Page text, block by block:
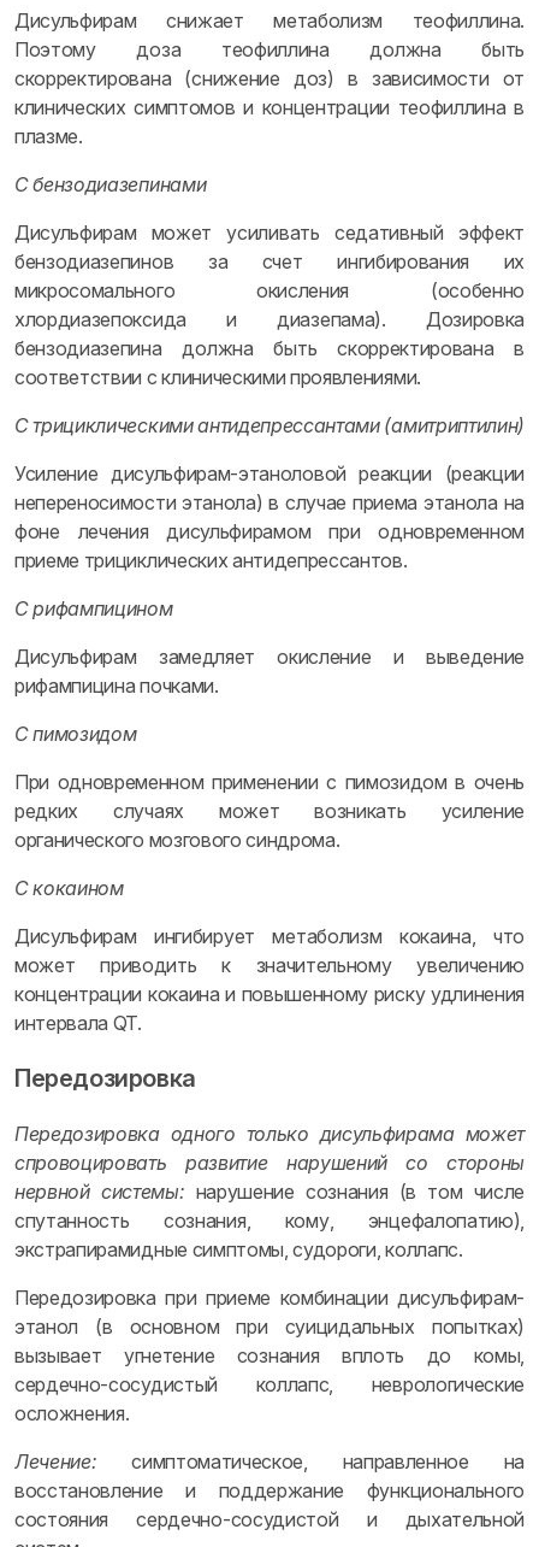
Дисульфирам снижает метаболизм теофиллина.
Поэтому доза теофиллина должна быть
скорректирована (снижение доз) в зависимости от
клинических симптомов и концентрации теофиллина в
плазме.
С бензодиазепинами
Дисульфирам может усиливать седативный эффект
бензодиазепинов за счет ингибирования их
микросомального окисления (особенно
хлордиазепоксида и диазепама). Дозировка
бензодиазепина должна быть скорректирована в
соответствии с клиническими проявлениями.
С трициклическими антидепрессантами (амитриптилин)
Усиление дисульфирам-этаноловой реакции (реакции
непереносимости этанола) в случае приема этанола на
фоне лечения дисульфирамом при одновременном
приеме трициклических антидепрессантов.
С рифампицином
Дисульфирам замедляет окисление и выведение
рифампицина почками.
С пимозидом
При одновременном применении с пимозидом в очень
редких случаях может возникать усиление
органического мозгового синдрома.
С кокаином
Дисульфирам ингибирует метаболизм кокаина, что
может приводить к значительному увеличению
концентрации кокаина и повышенному риску удлинения
интервала QT.
Передозировка
Передозировка одного только дисульфирама может
спровоцировать развитие нарушений со стороны
нервной системы: нарушение сознания (в том числе
спутанность сознания, кому, энцефалопатию),
экстрапирамидные симптомы, судороги, коллапс.
Передозировка при приеме комбинации дисульфирам-
этанол (в основном при суицидальных попытках)
вызывает угнетение сознания вплоть до комы,
сердечно-сосудистый коллапс, неврологические
осложнения.
Лечение: симптоматическое, направленное на
восстановление и поддержание функционального
состояния сердечно-сосудистой и дыхательной